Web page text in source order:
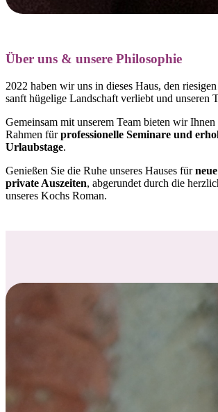
Über uns & unsere Philosophie
2022 haben wir uns in dieses Haus, den
sanft hügelige Landschaft verliebt und unseren
Gemeinsam mit unserem Team bieten wir Ihnen
Rahmen fürprofessionelle Seminare und
Urlaubstage.
Genießen Sie die Ruhe unseres Hauses für
private Auszeiten, abgerundet durch die
unseres Kochs Roman.